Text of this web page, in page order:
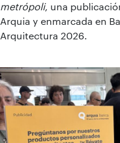
metrópoli, una
Arquia y enmarcada en
Arquitectura 2026.